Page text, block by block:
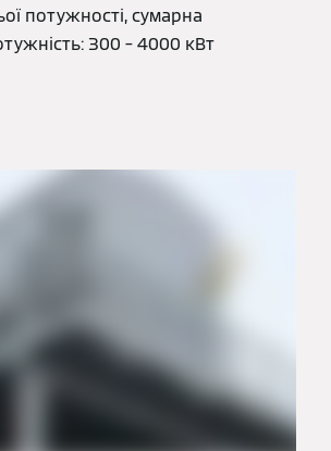
потужності, сумарна
300 – 4000 кВт